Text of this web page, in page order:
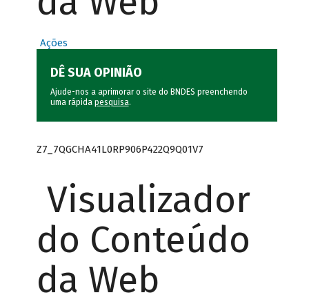
Ações
DÊ SUA OPINIÃO
Ajude-nos a aprimorar o site do BNDES preenchendo
uma rápida pesquisa.
Z7_7QGCHA41L0RP906P422Q9Q01V7
Visualizador
do Conteúdo
da Web